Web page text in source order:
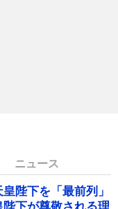
ニュース
陛下を「最前列」
下が尊敬される理